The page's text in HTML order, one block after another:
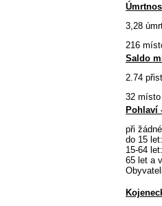
3,28
216
Saldo
2.74
32
Pohlaví
při
do 15
15-64
65 let a